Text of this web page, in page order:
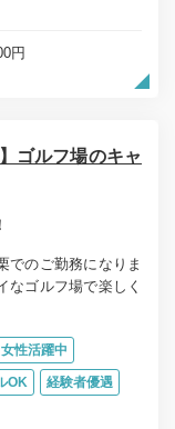
円
ゴルフ場のキャ
でのご勤務になりま
なゴルフ場で楽しく
女性活躍中
OK 経験者優遇